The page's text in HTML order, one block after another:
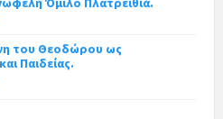
του Θεοδώρου ως
Παιδείας.